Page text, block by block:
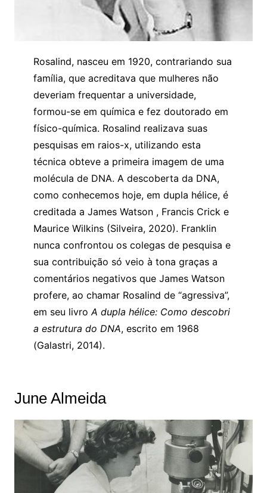
Rosalind, nasceu em 1920, contrariando sua
família, que acreditava que mulheres não
deveriam frequentar a universidade,
formou-se em química e fez doutorado em
físico-química. Rosalind realizava suas
pesquisas em raios-x, utilizando esta
técnica obteve a primeira imagem de uma
molécula de DNA. A descoberta da DNA,
como conhecemos hoje, em dupla hélice, é
creditada a James Watson , Francis Crick e
Maurice Wilkins (Silveira, 2020). Franklin
nunca confrontou os colegas de pesquisa e
sua contribuição só veio à tona graças a
comentários negativos que James Watson
profere, ao chamar Rosalind de “agressiva”,
em seu livroA dupla hélice: Como descobri
a estrutura do DNA, escrito em 1968
(Galastri, 2014).
June Almeida